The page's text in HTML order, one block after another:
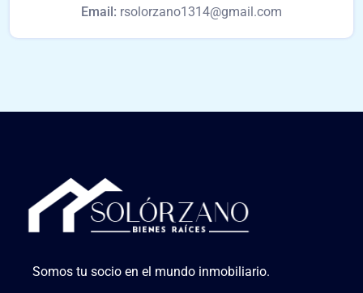
Email: rsolorzano1314@gmail.com
Somos tu socio en el mundo inmobiliario.